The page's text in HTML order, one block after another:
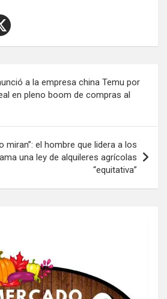
a la empresa china Temu por
en pleno boom de compras al
miran”: el hombre que lidera a los
una ley de alquileres agrícolas
“equitativa”